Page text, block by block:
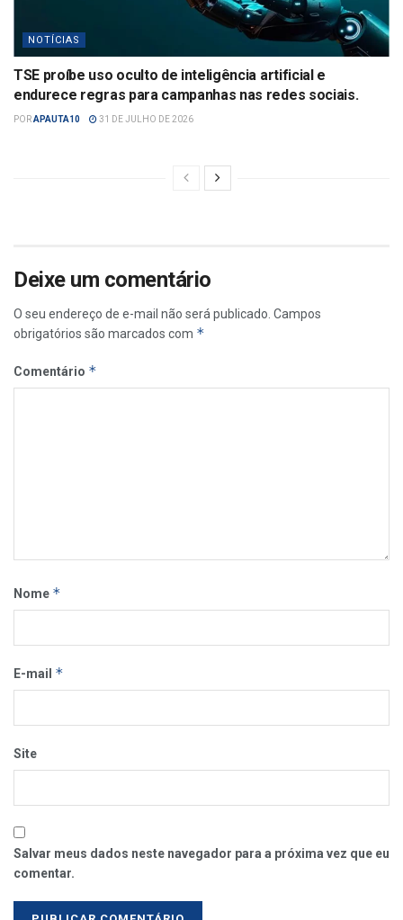
NOTÍCIAS
TSE proíbe uso oculto de inteligência artificial e
endurece regras para campanhas nas redes sociais.
PORAPAUTA10 31 DE JULHO DE 2026
Deixe um comentário
O seu endereço de e-mail não será publicado. Campos
obrigatórios são marcados com *
Comentário *
Nome *
E-mail *
Site
Salvar meus dados neste navegador para a próxima vez que eu
comentar.